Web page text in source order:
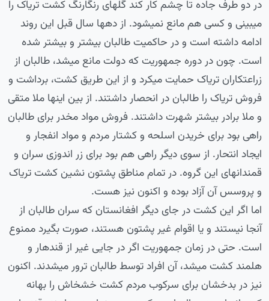
در دو طرف جاده تا چشم کار کند گلهای رنگارنگ کشت تریاک را
میبینی و کسی هم مانع نمیشود. از دهها سال قبل این روند
ادامه داشته است و در حاکمیت طالبان بیشتر و بیشتر شده
است. چون در دوره جمهوریت که دولت مانع میشد، طالبان از
زراعتکاران تریاک حمایت میکرد و از این طریق کشت، برداشت و
فروش تریاک را طالبان در انحصار داشتند. از بین اینها ملا متقی
و ملا برادر بیشتر شهرت داشتند. فروش مواد مخدر برای طالبان
راهی بود برای خریدن اسلحه و کشتار مردم و مواد انفجار و
ایجاد انتحار. از سوی دیگر راهی هم بود برای زر اندوزی سران و
قمندانهای این گروه. در تمام مناطق پشتون نشین کشت تریاک
و پروسس آن آزاد بوده و اکنون نیز هست.
اما اگر این کشت در جای دیگر افغانستان که سران طالبان از
آنجا نیستند و یا اقوام غیر پشتون هستند، صورت بگیرد ممنوع
است. حتی در زمان جمهوریت اگر در جایی غیر از قندهار و
هلمند کشت میشد، آن افراد توسط طالبان ترور میشدند. اکنون
نیز در بدخشان برای سرکوب مردم کشت خشخاش را بهانه